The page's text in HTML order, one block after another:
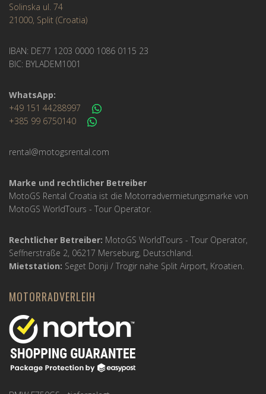
Solinska ul. 74
21000, Split (Croatia)
IBAN: DE77 1203 0000 1086 0115 23
BIC: BYLADEM1001
WhatsApp:
+49 151 44288997
+385 99 6750140
rental@motogsrental.com
Marke und rechtlicher Betreiber
MotoGS Rental Croatia ist die Motorradvermietungsmarke von
MotoGS WorldTours - Tour Operator
Rechtlicher Betreiber: MotoGS WorldTours - Tour Operator,
Seffnerstraße 2, 06217 Merseburg, Deutschland.
Mietstation: Seget Donji / Trogir nahe Split Airport, Kroatien.
MOTORRADVERLEIH